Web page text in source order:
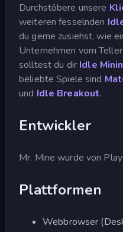
Durchstöbere unsere
weiteren fesselnden
du gerne zusiehst, wie
Unternehmen vom
solltest du dir Idle
beliebte Spiele sind
und Idle Breakout.
Entwickler
Mr. Mine wurde von
Plattformen
Webbrowser